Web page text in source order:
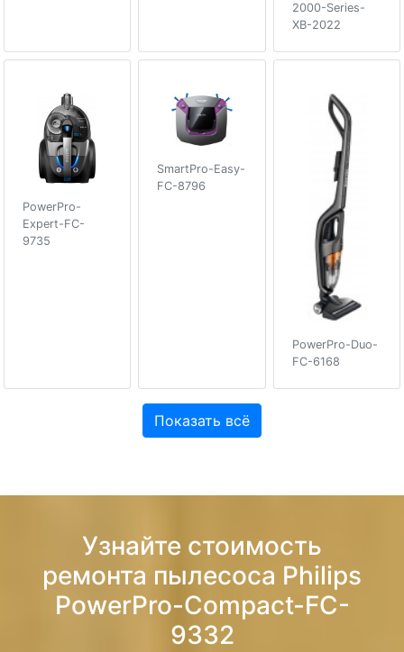
2000-Series-
XB-2022
PowerPro-
Expert-FC-
9735
SmartPro-Easy-
FC-8796
PowerPro-Duo-
FC-6168
Показать всё
Узнайте стоимость
ремонта пылесоса Philips
PowerPro-Compact-FC-
9332